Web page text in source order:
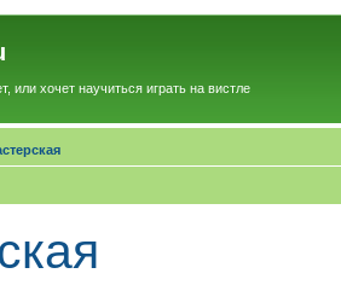
или хочет научиться играть на вистле